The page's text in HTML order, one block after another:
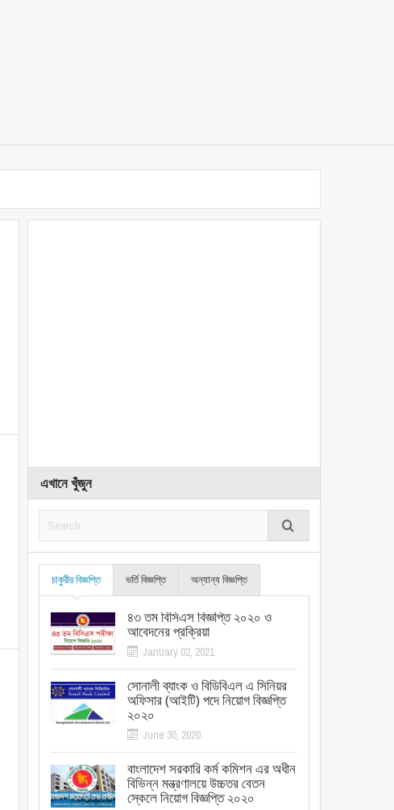
এখানে খুঁজুন
চাকুরীর বিজ্ঞপ্তি ভর্তি বিজ্ঞপ্তি অন্যান্য বিজ্ঞপ্তি
৪৩ তম বিসিএস বিজ্ঞপ্তি ২০২০ ও
আবেদনের প্রক্রিয়া
January 02, 2021
সোনালী ব্যাংক ও বিডিবিএল এ সিনিয়র
অফিসার (আইটি) পদে নিয়োগ বিজ্ঞপ্তি
২০২০
June 30, 2020
বাংলাদেশ সরকারি কর্ম কমিশন এর অধীন
বিভিন্ন মন্ত্রণালয়ে উচ্চতর বেতন
স্কেলে নিয়োগ বিজ্ঞপ্তি ২০২০